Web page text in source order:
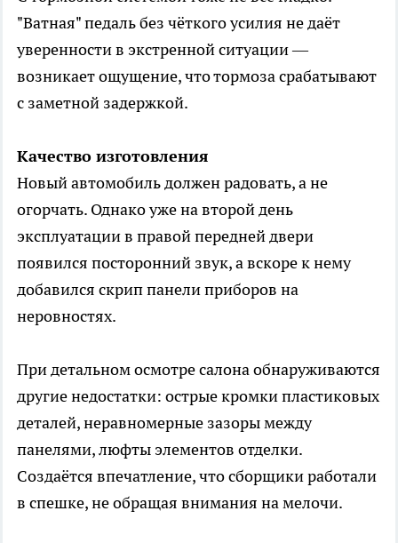
"Ватная" педаль без чёткого усилия не даёт
уверенности в экстренной ситуации —
возникает ощущение, что тормоза срабатывают
с заметной задержкой.
Качество изготовления
Новый автомобиль должен радовать, а не
огорчать. Однако уже на второй день
эксплуатации в правой передней двери
появился посторонний звук, а вскоре к нему
добавился скрип панели приборов на
неровностях.
При детальном осмотре салона обнаруживаются
другие недостатки: острые кромки пластиковых
деталей, неравномерные зазоры между
панелями, люфты элементов отделки.
Создаётся впечатление, что сборщики работали
в спешке, не обращая внимания на мелочи.